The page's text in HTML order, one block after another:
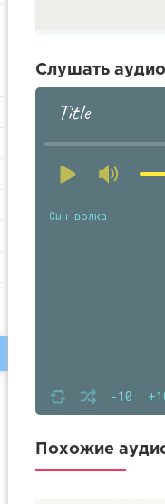
Слушать
Title
-10
Сын волка
Похожие